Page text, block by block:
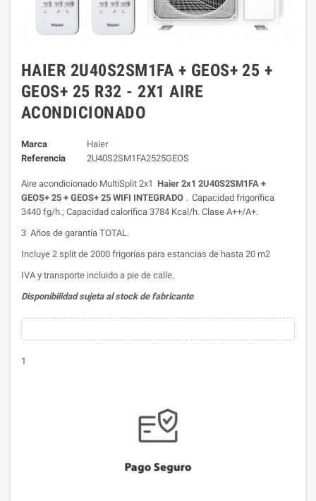
HAIER 2U40S2SM1FA + GEOS+ 25 +
GEOS+ 25 R32 - 2X1 AIRE
ACONDICIONADO
Marca
Haier
Referencia
2U40S2SM1FA2525GEOS
Aire acondicionado MultiSplit 2x1 Haier 2x1 2U40S2SM1FA +
GEOS+ 25 + GEOS+ 25 WIFI INTEGRADO . Capacidad frigorífica
3440 fg/h.; Capacidad calorífica 3784 Kcal/h. Clase A++/A+.
3 Años de garantía TOTAL.
Incluye 2 split de 2000 frigorías para estancias de hasta 20 m2
IVA y transporte incluido a pie de calle.
Disponibilidad sujeta al stock de fabricante
1